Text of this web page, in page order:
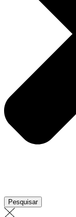
Pesquisar